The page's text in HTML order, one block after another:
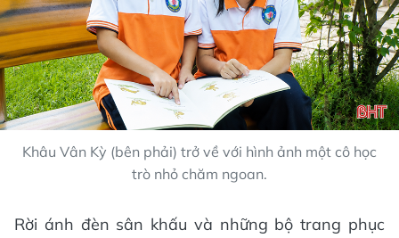
Khâu Vân Kỳ (bên phải) trở về với hình ảnh một cô học
trò nhỏ chăm ngoan.
Rời ánh đèn sân khấu và những bộ trang phục